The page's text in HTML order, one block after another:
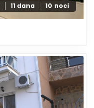
11 dana 10 noci